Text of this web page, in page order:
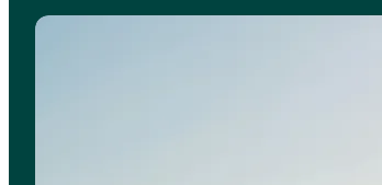
Oversigt over cykelruter